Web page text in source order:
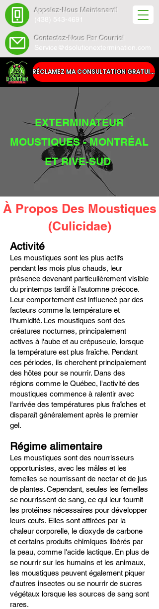
RÉCLAMEZ MA CONSULTATION GRATUITE
Appelez-Nous Maintenant!
(438) 543-4691
Contactez-Nous Par Courriel
Service@dsolutionextermination.com
EXTERMINATEUR
MOUSTIQUES - MONTRÉAL
ET RIVE-SUD
À Propos Des Moustiques
(Culicidae)
Activité
Les moustiques sont les plus actifs
pendant les mois plus chauds, leur
présence devenant particulièrement visible
du printemps tardif à l'automne précoce.
Leur comportement est influencé par des
facteurs comme la température et
l'humidité. Les moustiques sont des
créatures nocturnes, principalement
actives à l'aube et au crépuscule, lorsque
la température est plus fraîche. Pendant
ces périodes, ils cherchent principalement
des hôtes pour se nourrir. Dans des
régions comme le Québec, l'activité des
moustiques commence à ralentir avec
l'arrivée des températures plus fraîches et
disparaît généralement après le premier
gel.
Régime alimentaire
Les moustiques sont des nourrisseurs
opportunistes, avec les mâles et les
femelles se nourrissant de nectar et de jus
de plantes. Cependant, seules les femelles
se nourrissent de sang, ce qui leur fournit
les protéines nécessaires pour développer
leurs œufs. Elles sont attirées par la
chaleur corporelle, le dioxyde de carbone
et certains produits chimiques libérés par
la peau, comme l'acide lactique. En plus de
se nourrir sur les humains et les animaux,
les moustiques peuvent également piquer
d'autres insectes ou se nourrir de sucres
végétaux lorsque les sources de sang sont
rares.